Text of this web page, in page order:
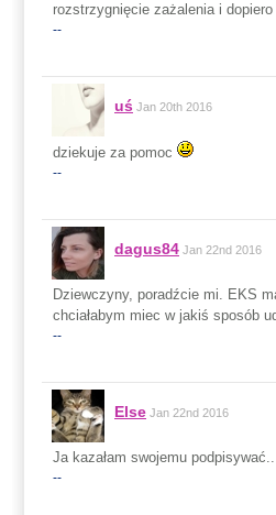
rozstrzygnięcie zażalenia i dopiero
--
uś Jan 20th 2016
dziekuje za pomoc
--
dagus84 Jan 22nd 2016
Dziewczyny, poradźcie mi. EKS
chciałabym miec w jakiś sposób
--
Else Jan 22nd 2016
Ja kazałam swojemu
--